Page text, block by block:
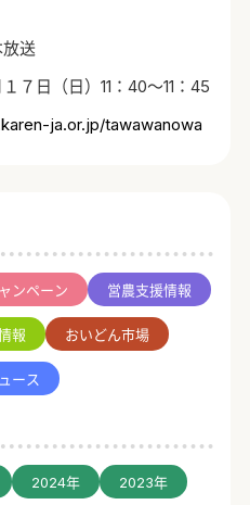
ンペーン 営農支援情報
報 おいどん市場
ース
2024年 2023年
送
７日（日）11：40～11：45
ja.or.jp/tawawanowa